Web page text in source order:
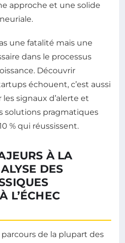
approche et une solide
une fatalité mais une
dans le processus
Découvrir
échouent, c’est aussi
signaux d’alerte et
pragmatiques
% qui réussissent.
À LA
DES
L’ÉCHEC
parcours de la plupart des